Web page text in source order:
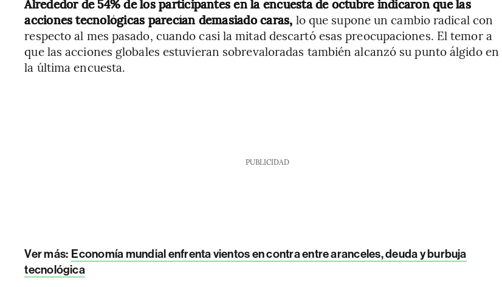
Alrededor de 54% de los participantes en la encuesta de octubre indicaron que las
acciones tecnológicas parecían demasiado caras, lo que supone un cambio radical con
respecto al mes pasado, cuando casi la mitad descartó esas preocupaciones. El temor a
que las acciones globales estuvieran sobrevaloradas también alcanzó su punto álgido en
la última encuesta.
PUBLICIDAD
Ver más: Economía mundial enfrenta vientos en contra entre aranceles, deuda y burbuja
tecnológica